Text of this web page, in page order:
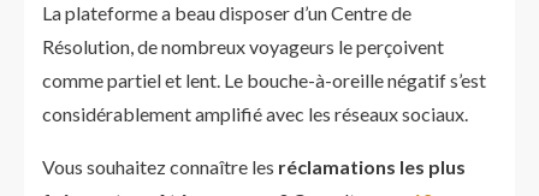
La plateforme a beau disposer d’un Centre de
Résolution, de nombreux voyageurs le perçoivent
comme partiel et lent. Le bouche-à-oreille négatif s’est
considérablement amplifié avec les réseaux sociaux.
Vous souhaitez connaître les réclamations les plus